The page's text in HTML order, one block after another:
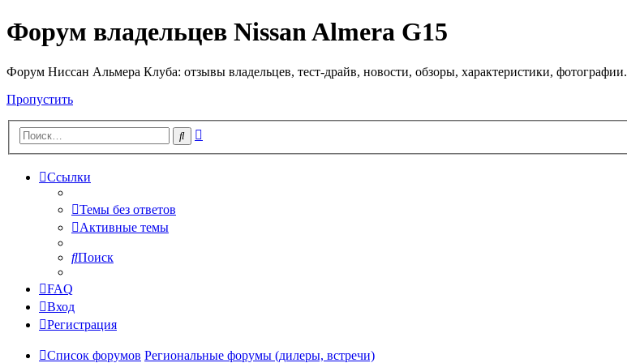
Форум владельцев Nissan Almera G15
Форум Ниссан Альмера Клуба: отзывы владельцев, тест-драйв, новости, обзоры, характеристики, фотографии.
Пропустить
Поиск
Ссылки
Темы без ответов
Активные темы
Поиск
FAQ
Вход
Регистрация
Список форумов Региональные форумы (дилеры, встречи)